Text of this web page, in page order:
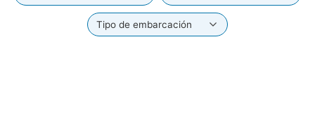
Tipo de embarcación